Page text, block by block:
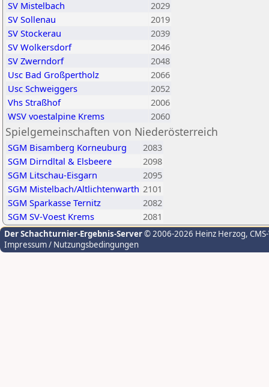
SV Mistelbach
2029
SV Sollenau
2019
SV Stockerau
2039
SV Wolkersdorf
2046
SV Zwerndorf
2048
Usc Bad Großpertholz
2066
Usc Schweiggers
2052
Vhs Straßhof
2006
WSV voestalpine Krems
2060
Spielgemeinschaften von Niederösterreich
SGM Bisamberg Korneuburg
2083
SGM Dirndltal & Elsbeere
2098
SGM Litschau-Eisgarn
2095
SGM Mistelbach/Altlichtenwarth 2101
SGM Sparkasse Ternitz
2082
SGM SV-Voest Krems
2081
Der Schachturnier-Ergebnis-Server© 2006-2026 Heinz Herzog,
Impressum / Nutzungsbedingungen